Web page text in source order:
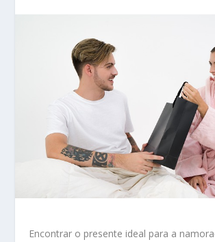
Encontrar o presente ideal para a